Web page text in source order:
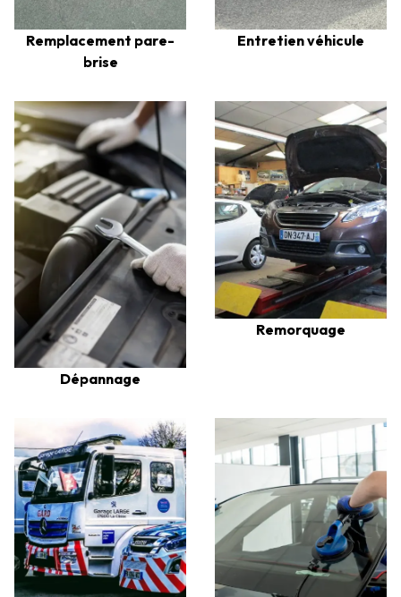
Remplacement pare-
brise
Entretien véhicule
Dépannage
Remorquage